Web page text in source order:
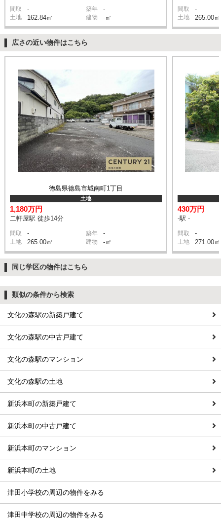
間取 - 築年 -
土地 162.84㎡ 建物 -㎡
間取 -
土地 265.00㎡
広さの近い物件はこちら
徳島県徳島市城南町1丁目
土地
1,180万円
二軒屋駅 徒歩14分
間取 - 築年 -
土地 265.00㎡ 建物 -㎡
430万円
-駅 -
間取 -
土地 271.00㎡
同じ学区の物件はこちら
類似の条件から検索
文化の森駅の新築戸建て
文化の森駅の中古戸建て
文化の森駅のマンション
文化の森駅の土地
新浜本町の新築戸建て
新浜本町の中古戸建て
新浜本町のマンション
新浜本町の土地
津田小学校の周辺の物件をみる
津田中学校の周辺の物件をみる